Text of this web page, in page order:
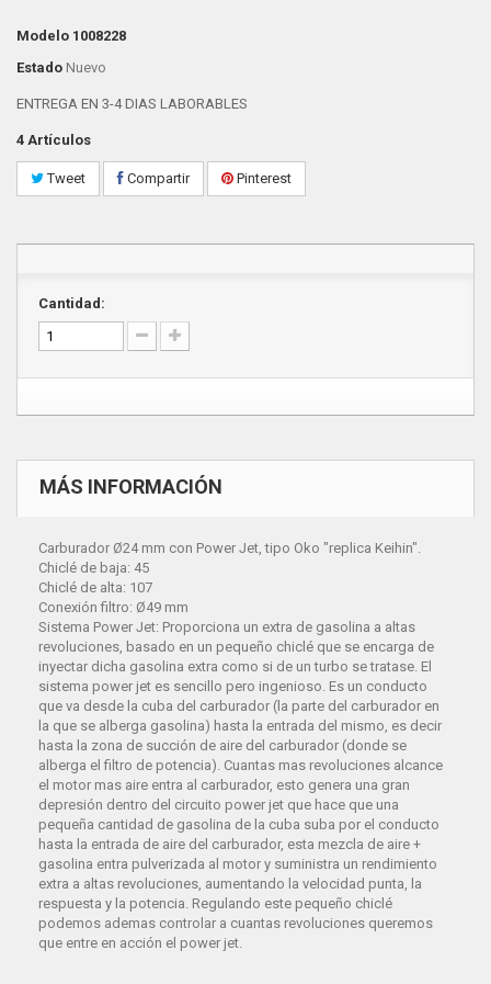
Modelo 1008228
Estado Nuevo
ENTREGA EN 3-4 DIAS LABORABLES
4 Artículos
Tweet Compartir Pinterest
Cantidad:
MÁS INFORMACIÓN
Carburador Ø24 mm con Power Jet, tipo Oko "replica Keihin".
Chiclé de baja: 45
Chiclé de alta: 107
Conexión filtro: Ø49 mm
Sistema Power Jet: Proporciona un extra de gasolina a altas
revoluciones, basado en un pequeño chiclé que se encarga de
inyectar dicha gasolina extra como si de un turbo se tratase. El
sistema power jet es sencillo pero ingenioso. Es un conducto
que va desde la cuba del carburador (la parte del carburador en
la que se alberga gasolina) hasta la entrada del mismo, es decir
hasta la zona de succión de aire del carburador (donde se
alberga el filtro de potencia). Cuantas mas revoluciones alcance
el motor mas aire entra al carburador, esto genera una gran
depresión dentro del circuito power jet que hace que una
pequeña cantidad de gasolina de la cuba suba por el conducto
hasta la entrada de aire del carburador, esta mezcla de aire +
gasolina entra pulverizada al motor y suministra un rendimiento
extra a altas revoluciones, aumentando la velocidad punta, la
respuesta y la potencia. Regulando este pequeño chiclé
podemos ademas controlar a cuantas revoluciones queremos
que entre en acción el power jet.